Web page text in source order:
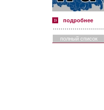
подробнее
полный список